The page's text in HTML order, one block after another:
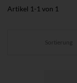
Artikel 1 -1 von 1
Sortierung